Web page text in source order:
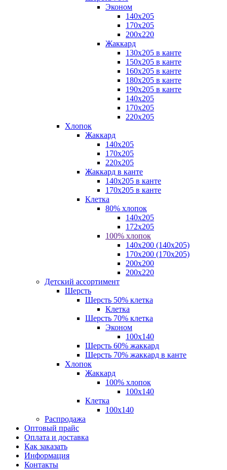
Эконом
140х205
170х205
200х220
Жаккард
130х205 в канте
150х205 в канте
160х205 в канте
180х205 в канте
190х205 в канте
140х205
170х205
220х205
Хлопок
Жаккард
140x205
170х205
220х205
Жаккард в канте
140х205 в канте
170х205 в канте
Клетка
80% хлопок
140x205
172х205
100% хлопок
140x200 (140х205)
170x200 (170х205)
200х200
200х220
Детский ассортимент
Шерсть
Шерсть 50% клетка
Клетка
Шерсть 70% клетка
Эконом
100x140
Шерсть 60% жаккард
Шерсть 70% жаккард в канте
Хлопок
Жаккард
100% хлопок
100x140
Клетка
100х140
Распродажа
Оптовый прайс
Оплата и доставка
Как заказать
Информация
Контакты